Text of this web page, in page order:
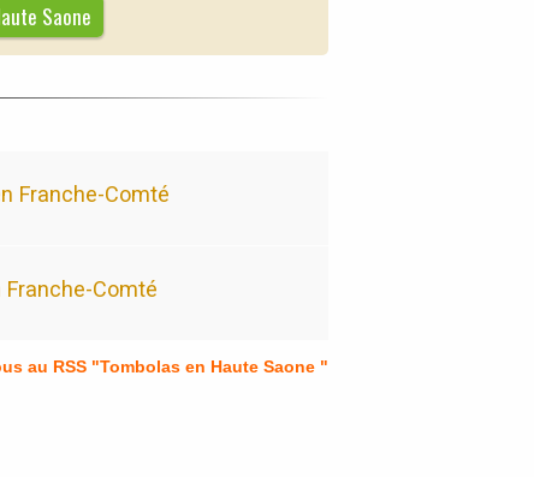
Saone
Franche-Comté
Franche-Comté
au RSS "Tombolas en Haute Saone "